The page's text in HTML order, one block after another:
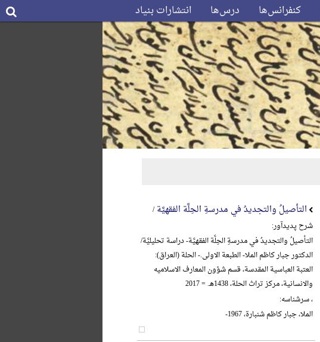
کنفرانس‌ها درس‌ها انتشارات بنیاد
التأصیلُ والتجدیدُ في مدرسةِ الحِلَّة الفقهیَّة/
شرح پدیدآور:
التأصیلُ والتجدیدُ في مدرسةِ الحِلَّة الفقهیَّة- دراسة تحلیلیَّة/
الدکتور جبار کاظم الملا- الطبعة الاولی.- الحلة (العراق):
العتبة العباسیة المقدسة، قسم شؤون المعارف الاسلامیه
والانسانیة، مرکز تراث الحلة، 1438هـ. = 2017
، سرشناسه:
الملا، جبار کاظم شنبارة، 1967-